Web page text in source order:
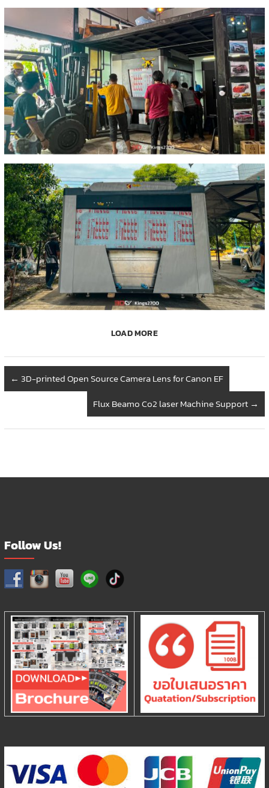
LOAD MORE
← 3D-printed Open Source Camera Lens for Canon EF
Flux Beamo Co2 laser Machine Support →
Follow Us!